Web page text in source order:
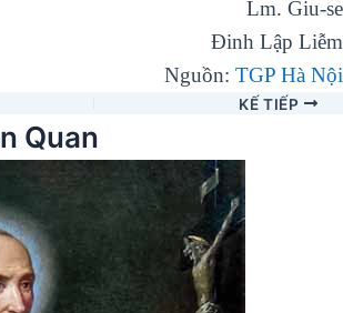
Giu-se
Đinh Lập Liễm
Nguồn: TGP Hà Nội
KẾ TIẾP
Quan